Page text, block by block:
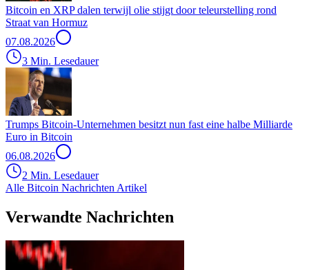
Bitcoin en XRP dalen terwijl olie stijgt door teleurstelling rond
Straat van Hormuz
07.08.2026
3 Min. Lesedauer
Trumps Bitcoin-Unternehmen besitzt nun fast eine halbe Milliarde
Euro in Bitcoin
06.08.2026
2 Min. Lesedauer
Alle Bitcoin Nachrichten Artikel
Verwandte Nachrichten